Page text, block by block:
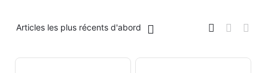
Articles les plus récents d'abord